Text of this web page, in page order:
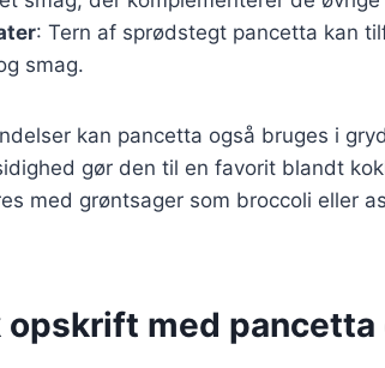
: Tern af sprødstegt pancetta kan
smag.
kan pancetta også bruges i
gør den til en favorit blandt
med grøntsager som broccoli eller
opskrift med pancetta